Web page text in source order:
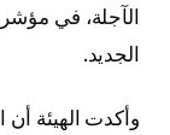
الآجلة، في
الجديد.
وأكدت الهيئة أن